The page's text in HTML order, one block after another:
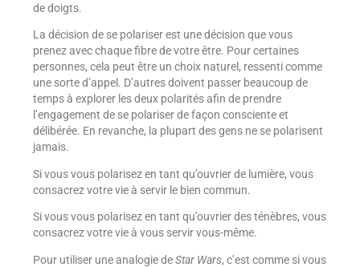
de doigts.
La décision de se polariser est une décision que vous
prenez avec chaque fibre de votre être. Pour certaines
personnes, cela peut être un choix naturel, ressenti comme
une sorte d’appel. D’autres doivent passer beaucoup de
temps à explorer les deux polarités afin de prendre
l’engagement de se polariser de façon consciente et
délibérée. En revanche, la plupart des gens ne se polarisent
jamais.
Si vous vous polarisez en tant qu’ouvrier de lumière, vous
consacrez votre vie à servir le bien commun.
Si vous vous polarisez en tant qu’ouvrier des ténèbres, vous
consacrez votre vie à vous servir vous-même.
Pour utiliser une analogie deStar Wars, c’est comme si vous